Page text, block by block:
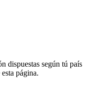
dispuestas según tú país
página.